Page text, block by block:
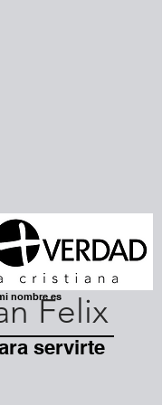
nombre esFelix
servirte